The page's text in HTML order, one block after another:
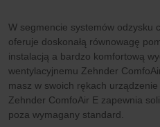
W segmencie systemów odzysku
oferuje doskonałą równowagę
instalacją a bardzo komfortową
wentylacyjnemu Zehnder
masz w swoich rękach urządzenie
Zehnder ComfoAir E zapewnia
poza wymagany standard.